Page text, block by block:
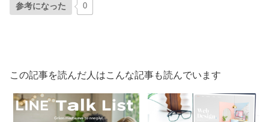
参考になった 0
この記事を読んだ人はこんな記事も読んでいます